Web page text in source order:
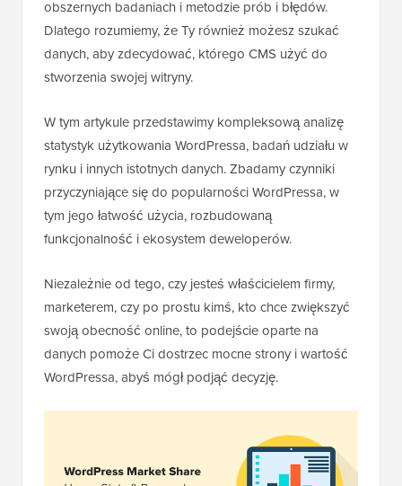
obszernych badaniach i metodzie prób i błędów.
Dlatego rozumiemy, że Ty również możesz szukać
danych, aby zdecydować, którego CMS użyć do
stworzenia swojej witryny.
W tym artykule przedstawimy kompleksową analizę
statystyk użytkowania WordPressa, badań udziału w
rynku i innych istotnych danych. Zbadamy czynniki
przyczyniające się do popularności WordPressa, w
tym jego łatwość użycia, rozbudowaną
funkcjonalność i ekosystem deweloperów.
Niezależnie od tego, czy jesteś właścicielem firmy,
marketerem, czy po prostu kimś, kto chce zwiększyć
swoją obecność online, to podejście oparte na
danych pomoże Ci dostrzec mocne strony i wartość
WordPressa, abyś mógł podjąć decyzję.